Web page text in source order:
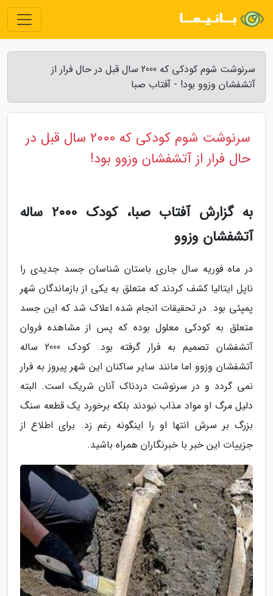
سرنوشت شوم کودکی که 2000 سال قبل در حال فرار از
آتشفشان وزوو بود! - آفتاب صبا
سرنوشت شوم کودکی که 2000 سال قبل در
حال فرار از آتشفشان وزوو بود!
به گزارش آفتاب صبا، کودک 2000 ساله
آتشفشان وزوو
در ماه فوریه سال جاری باستان شناسان جسد جدیدی را
ناپل ایتالیا کشف کردند که متعلق به یکی از بازماندگان شهر
پمپئی بود. در تحقیقات انجام شده اعلاک شد که این جسد
متعلق به کودکی معلول بوده که پس از مشاهده فروان
آتشفشان تصمیم به فرار گرفته بود. کودک 2000 ساله
آتشفشان وزوو اما مانند سایر ساکنان این شهر پیروز به فرار
نمی گردد و در سرنوشت دردناک آنان شریک است. البته
دلیل مرگ او مواد مذاب نبودند بلکه برخورد یک قطعه سنگ
بزرگ بر سرش انتها او را اینگونه رغم زد. برای اطلاع از
جزییات این خبر با خبرنگاران همراه باشید.